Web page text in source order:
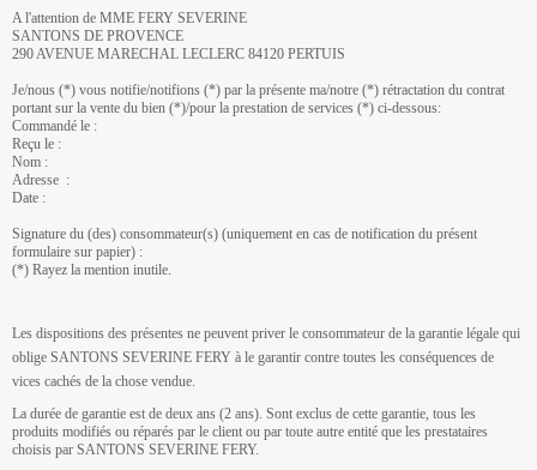
A l'attention de MME FERY SEVERINE
SANTONS DE PROVENCE
290 AVENUE MARECHAL LECLERC 84120 PERTUIS
Je/nous (*) vous notifie/notifions (*) par la présente ma/notre (*) rétractation du contrat
portant sur la vente du bien (*)/pour la prestation de services (*) ci-dessous:
Commandé le :
Reçu le :
Nom :
Adresse :
Date :
Signature du (des) consommateur(s) (uniquement en cas de notification du présent
formulaire sur papier) :
(*) Rayez la mention inutile.
Les dispositions des présentes ne peuvent priver le consommateur de la garantie légale qui
oblige SANTONS SEVERINE FERY à le garantir contre toutes les conséquences de
vices cachés de la chose vendue.
La durée de garantie est de deux ans (2 ans). Sont exclus de cette garantie, tous les
produits modifiés ou réparés par le client ou par toute autre entité que les prestataires
choisis par SANTONS SEVERINE FERY.